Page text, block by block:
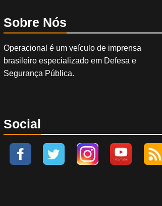
Sobre Nós
Operacional é um veículo de imprensa
brasileiro especializado em Defesa e
Segurança Pública.
Social